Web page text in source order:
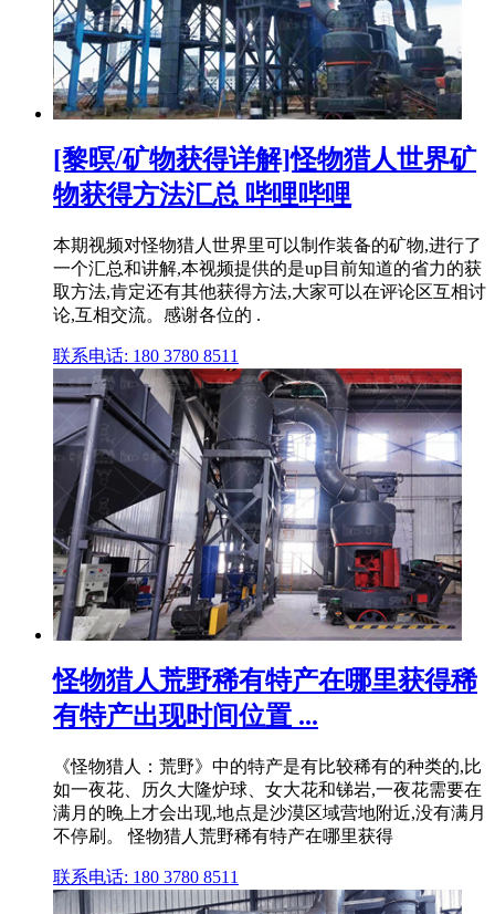
[黎暝/矿物获得详解]怪物猎人世界矿
物获得方法汇总 哔哩哔哩
本期视频对怪物猎人世界里可以制作装备的矿物,进行了
一个汇总和讲解,本视频提供的是up目前知道的省力的获
取方法,肯定还有其他获得方法,大家可以在评论区互相讨
论,互相交流。感谢各位的 .
联系电话: 180 3780 8511
怪物猎人荒野稀有特产在哪里获得稀
有特产出现时间位置 ...
《怪物猎人：荒野》中的特产是有比较稀有的种类的,比
如一夜花、历久大隆炉球、女大花和锑岩,一夜花需要在
满月的晚上才会出现,地点是沙漠区域营地附近,没有满月
不停刷。 怪物猎人荒野稀有特产在哪里获得
联系电话: 180 3780 8511